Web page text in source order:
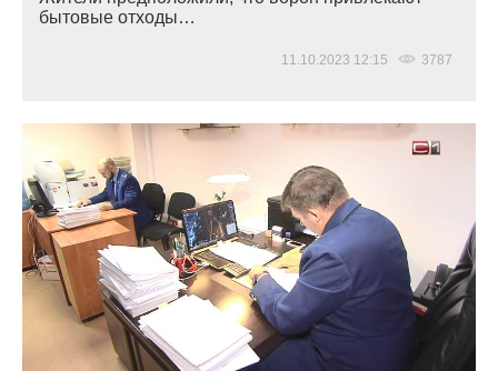
бытовые отходы…
11.10.2023 12:15 3787